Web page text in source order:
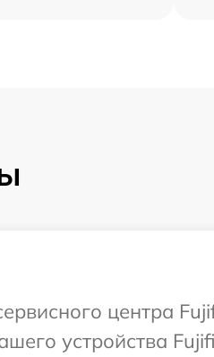
центра
устройства